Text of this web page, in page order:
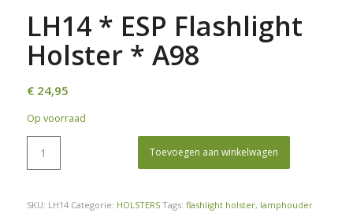
LH14 * ESP Flashlight
Holster * A98
€24,95
Op voorraad
Toevoegen aan winkelwagen
SKU: LH14 Categorie: HOLSTERS Tags: flashlight holster, lamphouder